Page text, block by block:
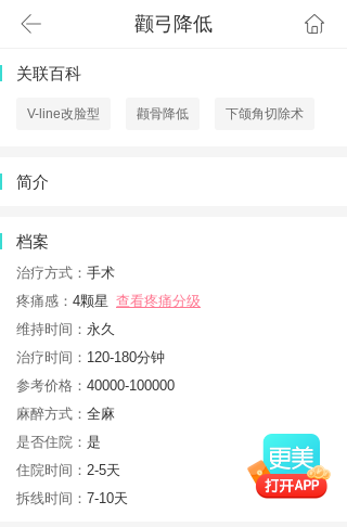
首页
颧弓降低
关联百科
V-line改脸型 颧骨降低 下颌角切除术
简介
档案
治疗方式： 手术
疼痛感： 4颗星 查看疼痛分级
维持时间： 永久
治疗时间： 120-180分钟
参考价格： 40000-100000
麻醉方式： 全麻
是否住院： 是
住院时间： 2-5天
拆线时间： 7-10天